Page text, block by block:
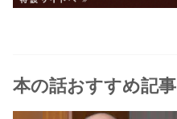
本の話おすすめ記事